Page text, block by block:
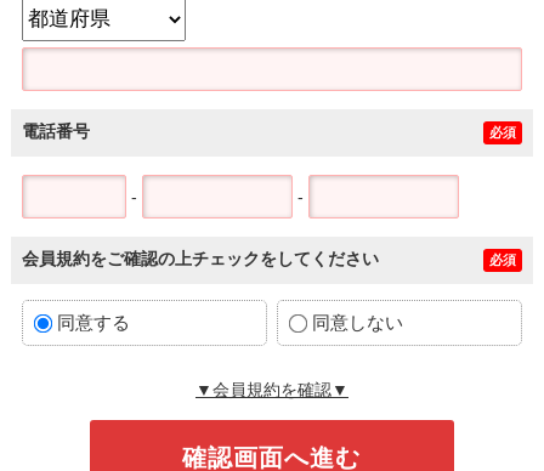
電話番号 必須
- -
会員規約をご確認の上チェックをしてください 必須
同意する 同意しない
▼会員規約を確認▼